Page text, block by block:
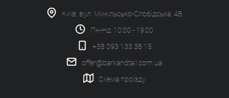
Київ, вул. Микільсько-Слобідська, 4В
Пн-Нд: 10:00 - 19:00
+38 093 133 38 15
offer@barkandtail.com.ua
Схема проїзду